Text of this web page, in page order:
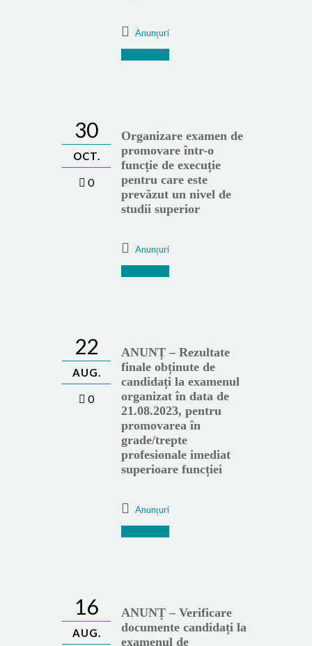
Anunțuri
30
OCT.
0
Organizare examen de
promovare într-o
funcție de execuție
pentru care este
prevăzut un nivel de
studii superior
Anunțuri
22
AUG.
0
ANUNȚ – Rezultate
finale obținute de
candidați la examenul
organizat în data de
21.08.2023, pentru
promovarea în
grade/trepte
profesionale imediat
superioare funcției
Anunțuri
16
AUG.
ANUNȚ – Verificare
documente candidați la
examenul de